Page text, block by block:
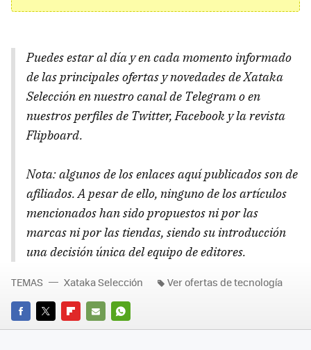
Puedes estar al día y en cada momento informado
de las principales ofertas y novedades de Xataka
Selección en nuestro canal de Telegram o en
nuestros perfiles de Twitter, Facebook y la revista
Flipboard.
Nota: algunos de los enlaces aquí publicados son de
afiliados. A pesar de ello, ninguno de los artículos
mencionados han sido propuestos ni por las
marcas ni por las tiendas, siendo su introducción
una decisión única del equipo de editores.
FACEBOOK
TWITTERFLIPBOARD
E-
WHATSAPP
TEMAS Xataka Selección Ver ofertas de tecnología